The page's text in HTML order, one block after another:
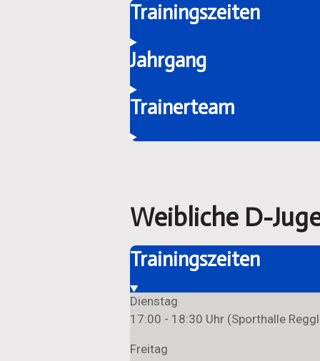
Trainingszeiten
Jahrgang
Trainerteam
Weibliche D-
Trainingszeiten
Dienstag
17:00 - 18:30 Uhr (Sporthalle
Freitag